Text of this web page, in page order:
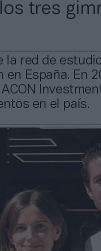
tres
red de
en España. En
en el país.